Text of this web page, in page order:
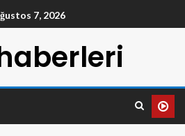
7, 2026